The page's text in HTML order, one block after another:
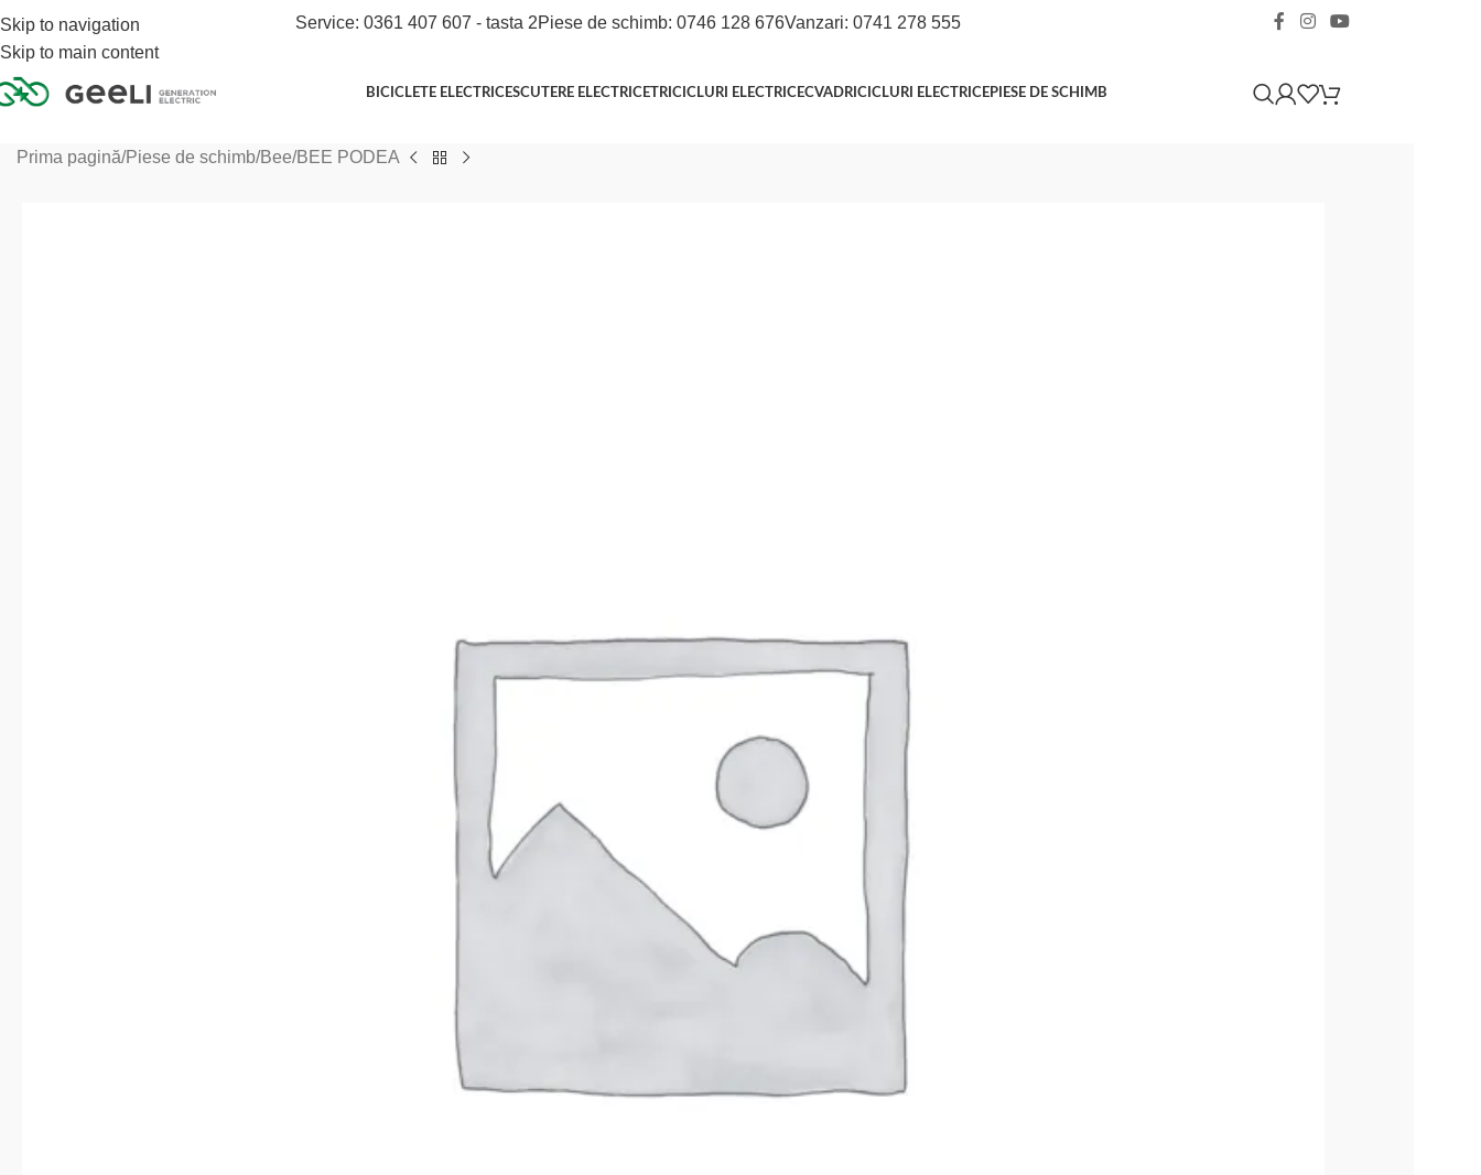
Skip to navigation
Skip to main content
Service: 0361 407 607 - tasta 2Piese de schimb: 0746 128 676Vanzari: 0741 278 555
BICICLETE ELECTRICESCUTERE ELECTRICETRICICLURI ELECTRICECVADRICICLURI ELECTRICEPIESE DE SCHIMB
Prima pagină Piese de schimb Bee BEE PODEA